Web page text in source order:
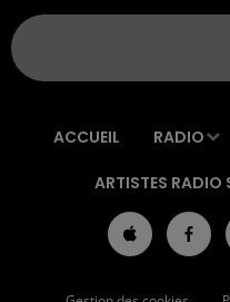
ACCUEIL RADIO
ARTISTES RADIO